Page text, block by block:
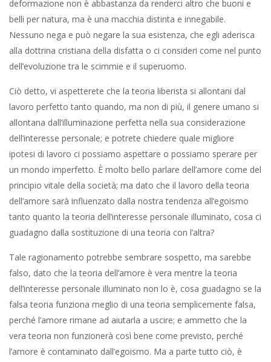
deformazione non è abbastanza da renderci altro che buoni e
belli per natura, ma è una macchia distinta e innegabile.
Nessuno nega e può negare la sua esistenza, che egli aderisca
alla dottrina cristiana della disfatta o ci consideri come nel punto
dell’evoluzione tra le scimmie e il superuomo.
Ciò detto, vi aspetterete che la teoria liberista si allontani dal
lavoro perfetto tanto quando, ma non di più, il genere umano si
allontana dall’illuminazione perfetta nella sua considerazione
dell’interesse personale; e potrete chiedere quale migliore
ipotesi di lavoro ci possiamo aspettare o possiamo sperare per
un mondo imperfetto. È molto bello parlare dell’amore come del
principio vitale della società; ma dato che il lavoro della teoria
dell’amore sarà influenzato dalla nostra tendenza all’egoismo
tanto quanto la teoria dell’interesse personale illuminato, cosa ci
guadagno dalla sostituzione di una teoria con l’altra?
Tale ragionamento potrebbe sembrare sospetto, ma sarebbe
falso, dato che la teoria dell’amore è vera mentre la teoria
dell’interesse personale illuminato non lo è, cosa guadagno se la
falsa teoria funziona meglio di una teoria semplicemente falsa,
perché l’amore rimane ad aiutarla a uscire; e ammetto che la
vera teoria non funzionerà così bene come previsto, perché
l’amore è contaminato dall’egoismo. Ma a parte tutto ciò, è